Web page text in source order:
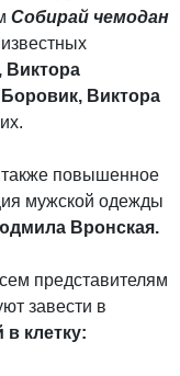
Собирай чемодан
Виктора
Виктора
также повышенное
мужской одежды
Вронская.
представителям
завести в
клетку: